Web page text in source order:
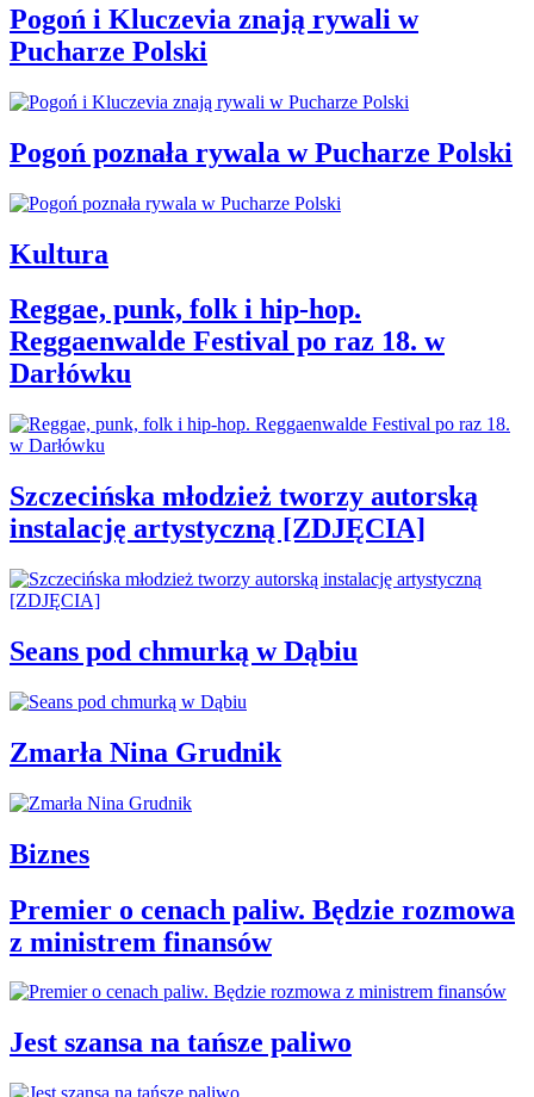
Pogoń i Kluczevia znają rywali w
Pucharze Polski
Pogoń poznała rywala w Pucharze Polski
Kultura
Reggae, punk, folk i hip-hop.
Reggaenwalde Festival po raz 18. w
Darłówku
Szczecińska młodzież tworzy autorską
instalację artystyczną [ZDJĘCIA]
Seans pod chmurką w Dąbiu
Zmarła Nina Grudnik
Biznes
Premier o cenach paliw. Będzie rozmowa
z ministrem finansów
Jest szansa na tańsze paliwo